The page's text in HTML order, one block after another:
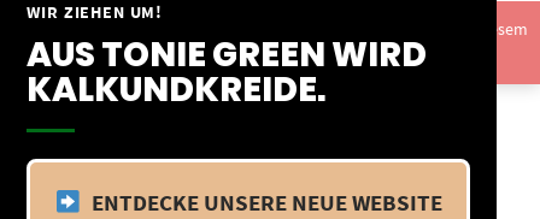
WIR ZIEHEN UM!
AUS TONIE GREEN WIRD
KALKUNDKREIDE.
ENTDECKE UNSERE NEUE WEBSITE
Springe
Inhalt
Vom 09.04.25 - 20.04.25 befinden wir uns im Betriebsurlaub. In diesem
Zeitraum findet kein Versand statt.Ausblenden